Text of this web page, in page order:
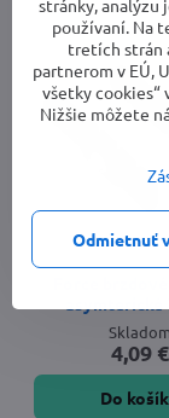
Force
Skladom
4,09 €
Do
používaní. Na
tretích strán
partnerom v EÚ,
všetky cookies“
Nižšie môžete
Odmietnuť